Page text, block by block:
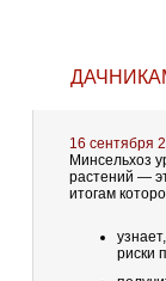
16 сентября
Минсельхоз
растений —
итогам
риски